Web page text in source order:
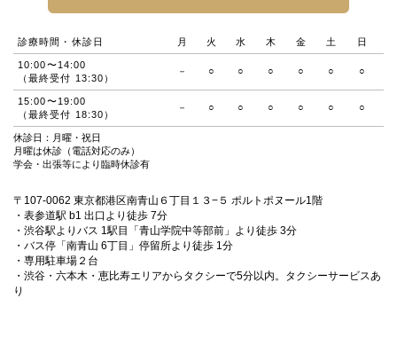
診療時間・休診日 月 火 水 木 金 土 日
10:00〜14:00
（最終受付 13:30）
－ ○ ○ ○ ○ ○ ○
15:00〜19:00
（最終受付 18:30）
－ ○ ○ ○ ○ ○ ○
休診日：月曜・祝日
月曜は休診（電話対応のみ）
学会・出張等により臨時休診有
〒107-0062 東京都港区南青山６丁目１３−５ ポルトポヌール1階
・表参道駅 b1 出口より徒歩 7分
・渋谷駅よりバス 1駅目「青山学院中等部前」より徒歩 3分
・バス停「南青山 6丁目」停留所より徒歩 1分
・専用駐車場２台
・渋谷・六本木・恵比寿エリアからタクシーで5分以内。タクシーサービスあ
り